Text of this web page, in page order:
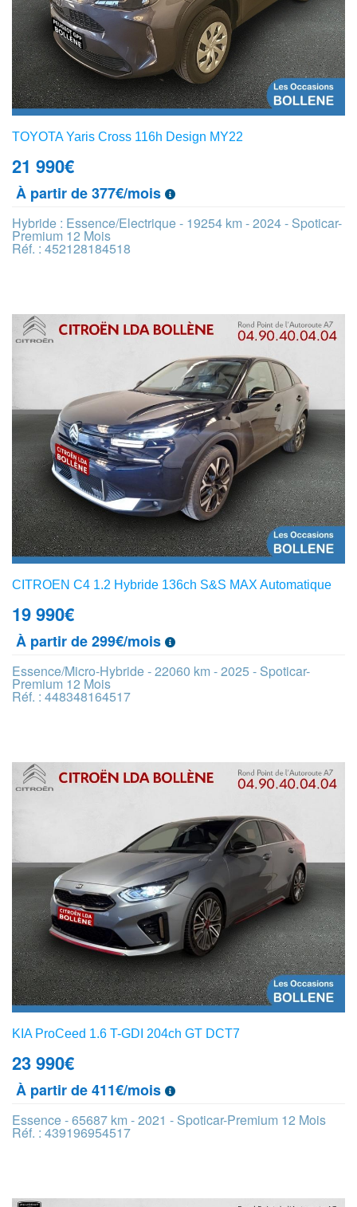
TOYOTA Yaris Cross 116h Design MY22
21 990€
À partir de 377€/mois
Hybride : Essence/Electrique - 19254 km - 2024 - Spoticar-
Premium 12 Mois
Réf. : 452128184518
CITROEN C4 1.2 Hybride 136ch S&S MAX Automatique
19 990€
À partir de 299€/mois
Essence/Micro-Hybride - 22060 km - 2025 - Spoticar-
Premium 12 Mois
Réf. : 448348164517
KIA ProCeed 1.6 T-GDI 204ch GT DCT7
23 990€
À partir de 411€/mois
Essence - 65687 km - 2021 - Spoticar-Premium 12 Mois
Réf. : 439196954517